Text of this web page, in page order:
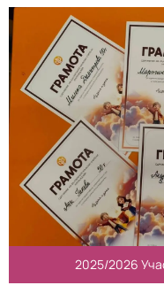
2025/2026